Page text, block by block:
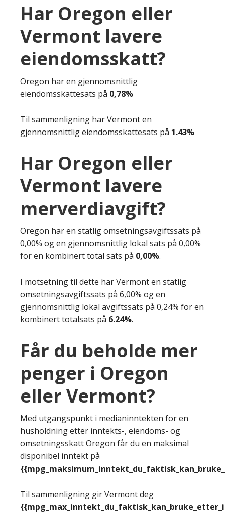
Har Oregon eller
Vermont lavere
eiendomsskatt?
Oregon har en gjennomsnittlig
eiendomsskattesats på 0,78%
Til sammenligning har Vermont en
gjennomsnittlig eiendomsskattesats på 1.43%
Har Oregon eller
Vermont lavere
merverdiavgift?
Oregon har en statlig omsetningsavgiftssats på
0,00% og en gjennomsnittlig lokal sats på 0,00%
for en kombinert total sats på 0,00%.
I motsetning til dette har Vermont en statlig
omsetningsavgiftssats på 6,00% og en
gjennomsnittlig lokal avgiftssats på 0,24% for en
kombinert totalsats på 6.24%.
Får du beholde mer
penger i Oregon
eller Vermont?
Med utgangspunkt i medianinntekten for en
husholdning etter inntekts-, eiendoms- og
omsetningsskatt Oregon får du en maksimal
disponibel inntekt på
Til sammenligning gir Vermont deg